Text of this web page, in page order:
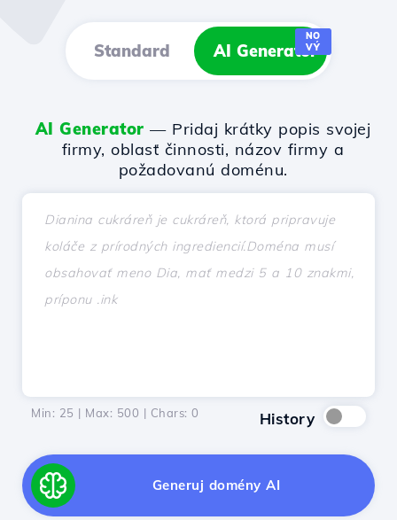
Standard AI Generator
NO
VÝ
AI Generator — Pridaj krátky popis svojej
firmy, oblasť činnosti, názov firmy a
požadovanú doménu.
Min: 25 | Max: 500 | Chars: 0 History
Generuj domény AI